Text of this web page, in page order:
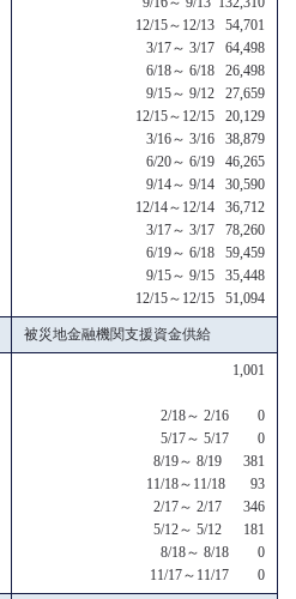
12/15～12/13 54,701
3/17～ 3/17 64,498
6/18～ 6/18 26,498
9/15～ 9/12 27,659
12/15～12/15 20,129
3/16～ 3/16 38,879
6/20～ 6/19 46,265
9/14～ 9/14 30,590
12/14～12/14 36,712
3/17～ 3/17 78,260
6/19～ 6/18 59,459
9/15～ 9/15 35,448
12/15～12/15 51,094
被災地金融機関支援資金供給
1,001
2/18～ 2/16 0
5/17～ 5/17 0
8/19～ 8/19 381
11/18～11/18 93
2/17～ 2/17 346
5/12～ 5/12 181
8/18～ 8/18 0
11/17～11/17 0